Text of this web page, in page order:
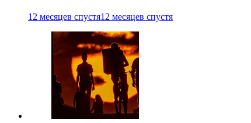
12 месяцев спустя12 месяцев спустя